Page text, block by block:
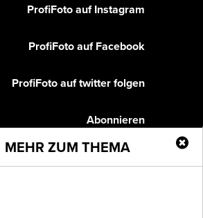
MEHR ZUM THEMA
ProfiFoto auf Instagram
ProfiFoto auf Facebook
ProfiFoto auf twitter folgen
Abonnieren